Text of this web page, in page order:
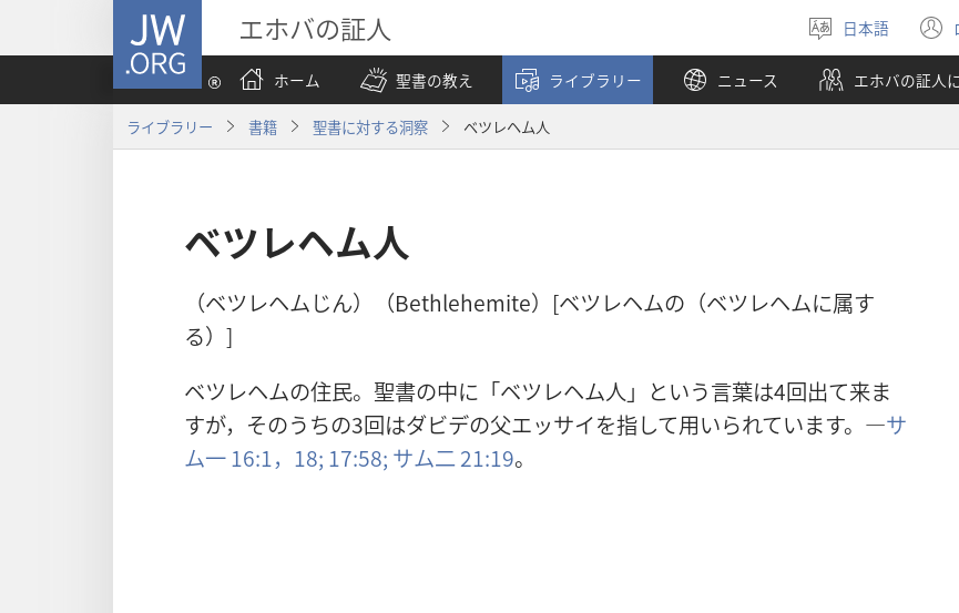
JW.ORG エホバの証人
言
語
を
選
日本語
ホーム
聖書の教え ライブラリー ニュース エホバの証人
ライブラリー 書籍 聖書に対する洞察 ベツレヘム人
ベツレヘム人
（ベツレヘムじん）（Bethlehemite）[ベツレヘムの（ベツレヘムに属す
る）]
ベツレヘムの住民。聖書の中に「ベツレヘム人」という言葉は4回出て来ま
すが，そのうちの3回はダビデの父エッサイを指して用いられています。―サ
ム一 16:1， 18; 17:58; サム二 21:19。